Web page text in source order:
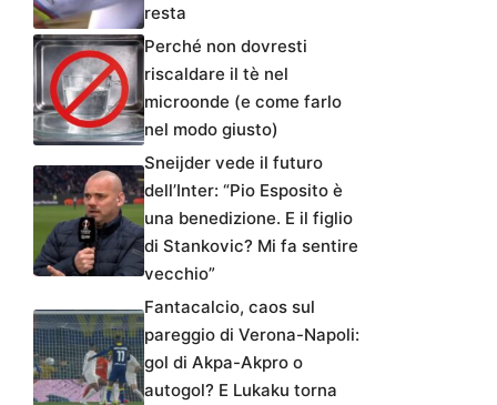
resta
Perché non dovresti
riscaldare il tè nel
microonde (e come farlo
nel modo giusto)
Sneijder vede il futuro
dell’Inter: “Pio Esposito è
una benedizione. E il figlio
di Stankovic? Mi fa sentire
vecchio”
Fantacalcio, caos sul
pareggio di Verona-Napoli:
gol di Akpa-Akpro o
autogol? E Lukaku torna